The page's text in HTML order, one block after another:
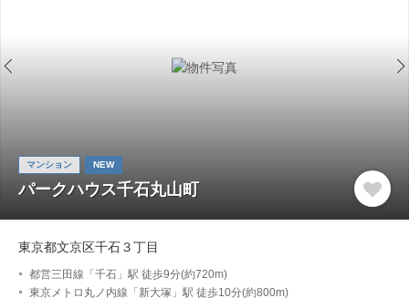
マンション NEW
パークハウス千石丸山町
東京都文京区千石３丁目
都営三田線「千石」駅 徒歩9分(約720m)
東京メトロ丸ノ内線「新大塚」駅 徒歩10分(約800m)